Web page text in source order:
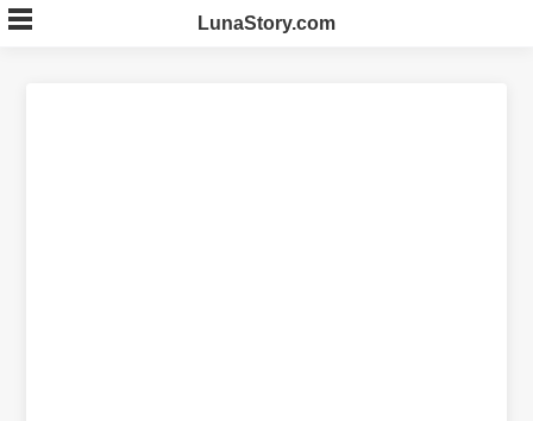
Skip
to
LunaStory.com